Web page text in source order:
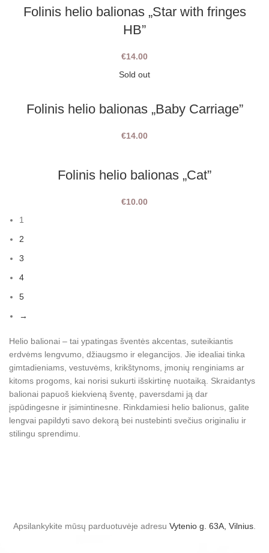
Folinis helio balionas „Star with fringes
HB”
€14.00
Sold out
Folinis helio balionas „Baby Carriage”
€14.00
Folinis helio balionas „Cat”
€10.00
1
2
3
4
5
→
Helio balionai – tai ypatingas šventės akcentas, suteikiantis
erdvėms lengvumo, džiaugsmo ir elegancijos. Jie idealiai tinka
gimtadieniams, vestuvėms, krikštynoms, įmonių renginiams ar
kitoms progoms, kai norisi sukurti išskirtinę nuotaiką. Skraidantys
balionai papuoš kiekvieną šventę, paversdami ją dar
įspūdingesne ir įsimintinesne. Rinkdamiesi helio balionus, galite
lengvai papildyti savo dekorą bei nustebinti svečius originaliu ir
stilingu sprendimu.
Apsilankykite mūsų parduotuvėje adresu Vytenio g. 63A, Vilnius